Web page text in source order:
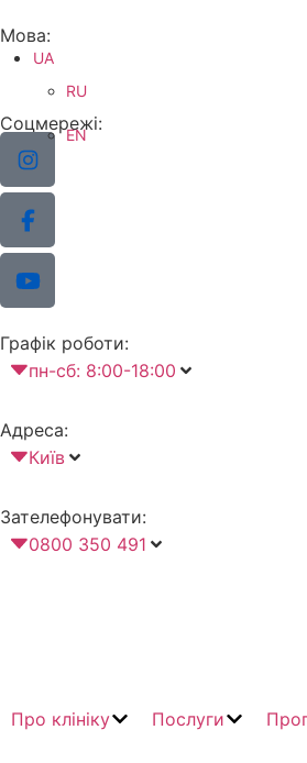
Мова:
UA
RU
EN
Соцмережі:
Графік роботи:
пн-сб: 8:00-18:00
Адреса:
Київ
Зателефонувати:
0800 350 491
Про клініку Послуги